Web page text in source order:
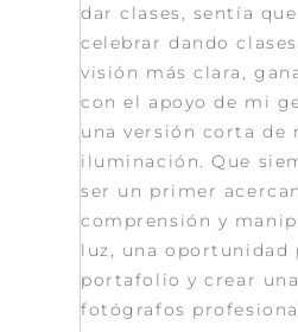
dar clases, sentía
celebrar dando
visión más clara,
con el apoyo de mi
una versión corta de
iluminación. Que
ser un primer
comprensión y
luz, una oportunidad
portafolio y crear
fotógrafos